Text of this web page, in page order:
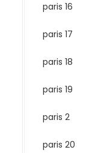
paris 16
paris 17
paris 18
paris 19
paris 2
paris 20